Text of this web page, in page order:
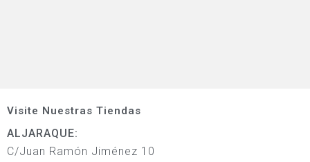
Visite Nuestras Tiendas
ALJARAQUE:
C/Juan Ramón Jiménez 10